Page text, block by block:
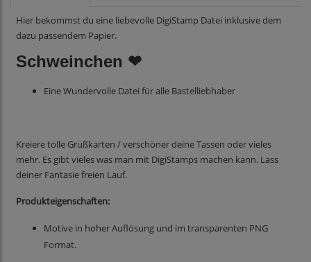
Hier bekommst du eine liebevolle DigiStamp Datei inklusive dem
dazu passendem Papier.
Schweinchen ❤
Eine Wundervolle Datei für alle Bastelliebhaber
Kreiere tolle Grußkarten / verschöner deine Tassen oder vieles
mehr. Es gibt vieles was man mit DigiStamps machen kann. Lass
deiner Fantasie freien Lauf.
Produkteigenschaften:
Motive in hoher Auflösung und im transparenten PNG
Format.